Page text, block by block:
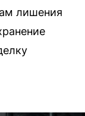
лишения